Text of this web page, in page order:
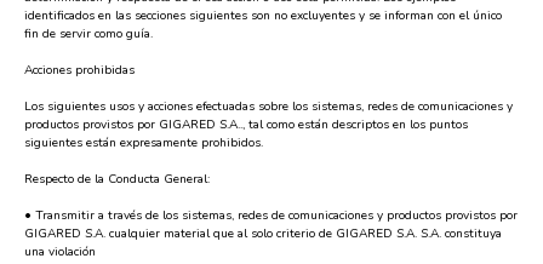
identificados en las secciones siguientes son no excluyentes y se informan con el único
fin de servir como guía.
Acciones prohibidas
Los siguientes usos y acciones efectuadas sobre los sistemas, redes de comunicaciones y
productos provistos por GIGARED S.A.., tal como están descriptos en los puntos
siguientes están expresamente prohibidos.
Respecto de la Conducta General:
• Transmitir a través de los sistemas, redes de comunicaciones y productos provistos por
GIGARED S.A. cualquier material que al solo criterio de GIGARED S.A. S.A. constituya
una violación